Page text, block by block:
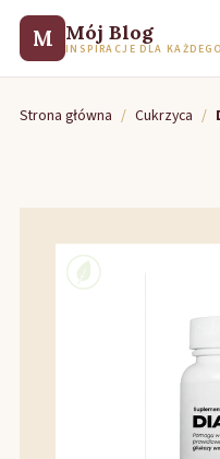
M Mój Blog
INSPIRACJE DLA
Strona główna / Cukrzyca /